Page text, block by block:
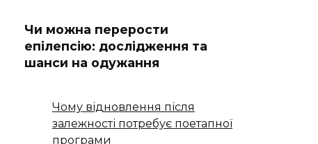
Чи можна перерости
епілепсію: дослідження та
шанси на одужання
Чому відновлення після
залежності потребує поетапної
програми